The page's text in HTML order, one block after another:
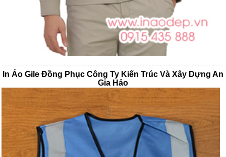
In Áo Gile Đồng Phục Công Ty Kiến Trúc Và Xây Dựng An
Gia Hảo